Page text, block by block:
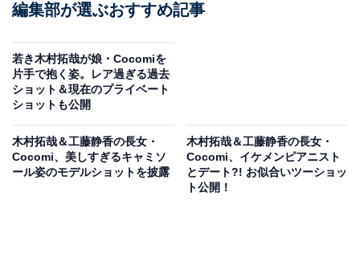
編集部が選ぶおすすめ記事
若き木村拓哉が娘・Cocomiを
片手で抱く姿。レア過ぎる過去
ショット＆現在のプライベート
ショットも公開
木村拓哉＆工藤静香の長女・
Cocomi、美しすぎるキャミソ
ール姿のモデルショットを披露
木村拓哉＆工藤静香の長女・
Cocomi、イケメンピアニスト
とデート?! お似合いツーショッ
ト公開！